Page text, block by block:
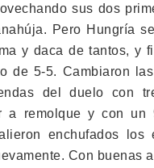
sus dos
Pero Hungría
y daca de tantos, y
de 5-5. Cambiaron
del duelo con
a remolque y con un
enchufados los
Con buenas